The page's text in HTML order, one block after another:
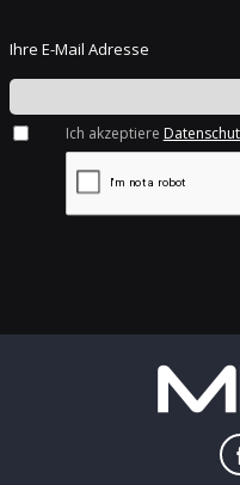
Ihre E-Mail Adresse
Ich akzeptiere